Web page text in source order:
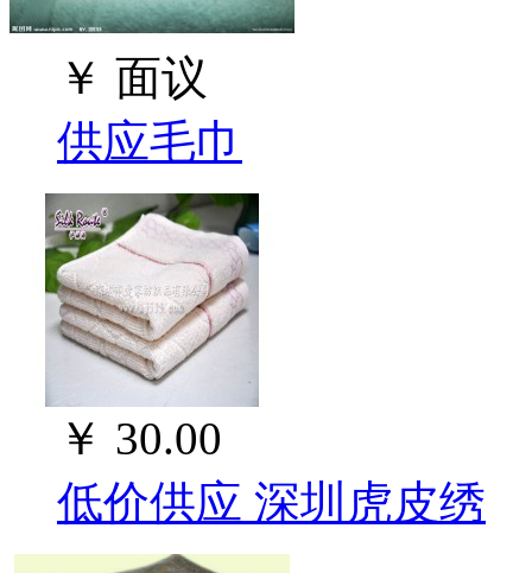
￥ 面议
供应毛巾
￥ 30.00
低价供应 深圳虎皮绣